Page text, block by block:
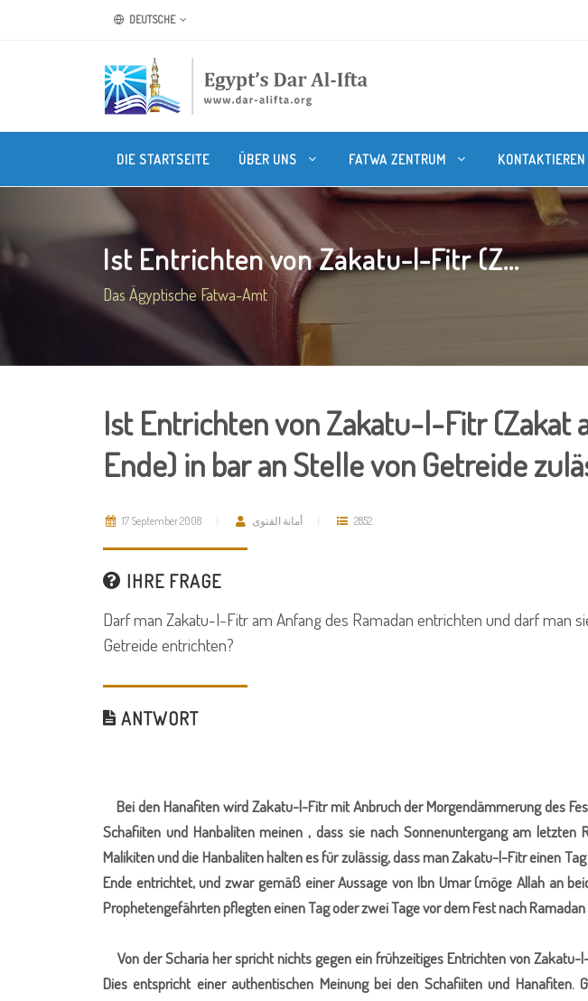
DEUTSCHE
DIE STARTSEITE ÜBER UNS FATWA ZENTRUM
Ist Entrichten von Zakatu-l-Fitr (Z...
Das Ägyptische Fatwa-Amt
Ist Entrichten von Zakatu-l-Fitr (Zakat
Ende) in bar an Stelle von Getreide
17 September 2008 أمانة الفتوى 2852
IHRE FRAGE
Darf man Zakatu-l-Fitr am Anfang des Ramadan entrichten und darf man
Getreide entrichten?
ANTWORT
Bei den Hanafiten wird Zakatu-l-Fitr mit Anbruch der Morgendämmerung des
Schafiiten und Hanbaliten meinen , dass sie nach Sonnenuntergang am letzten
Malikiten und die Hanbaliten halten es für zulässig, dass man Zakatu-l-Fitr einen
Ende entrichtet, und zwar gemäß einer Aussage von Ibn Umar (möge Allah an
Prophetengefährten pflegten einen Tag oder zwei Tage vor dem Fest nach
Von der Scharia her spricht nichts gegen ein frühzeitiges Entrichten von Zakatu-
Dies entspricht einer authentischen Meinung bei den Schafiiten und Hanafiten.